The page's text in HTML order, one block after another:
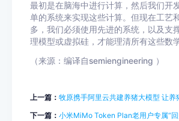
最初是在脑海中进行计算，然后我们开
单的系统来实现这些计算。但现在工艺
多，我们必须使用先进的系统，以及支
理模型或虚拟硅，才能理清所有这些数
（来源：编译自semiengineering ）
上一篇： 牧原携手阿里云共建养猪大模型 让养
下一篇： 小米MiMo Token Plan老用户专属“